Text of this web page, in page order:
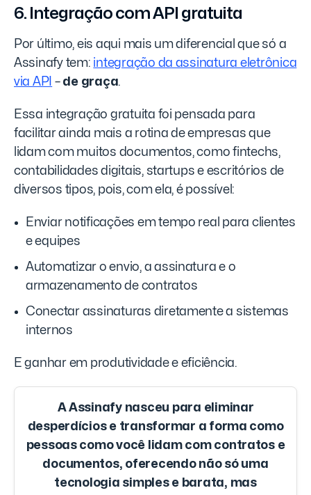
6. Integração com API gratuita
Por último, eis aqui mais um diferencial que só a
Assinafy tem: integração da assinatura eletrônica
via API – de graça.
Essa integração gratuita foi pensada para
facilitar ainda mais a rotina de empresas que
lidam com muitos documentos, como fintechs,
contabilidades digitais, startups e escritórios de
diversos tipos, pois, com ela, é possível:
Enviar notificações em tempo real para clientes
e equipes
Automatizar o envio, a assinatura e o
armazenamento de contratos
Conectar assinaturas diretamente a sistemas
internos
E ganhar em produtividade e eficiência.
AAssinafynasceu para eliminar
desperdícios e transformar a forma como
pessoas como você lidam com contratos e
documentos, oferecendo não só uma
tecnologia simples e barata, mas